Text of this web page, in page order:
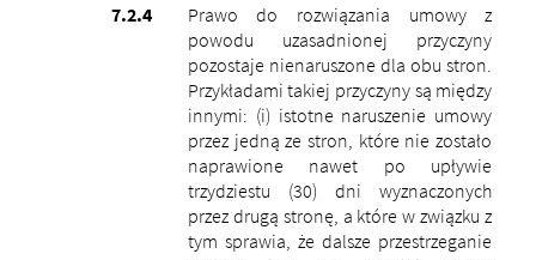
Prawo do rozwiązania umowy z
powodu uzasadnionej przyczyny
pozostaje nienaruszone dla obu stron.
Przykładami takiej przyczyny są między
innymi: (i) istotne naruszenie umowy
przez jedną ze stron, które nie zostało
naprawione nawet po upływie
trzydziestu (30) dni wyznaczonych
przez drugą stronę, a które w związku z
tym sprawia, że ​​dalsze przestrzeganie